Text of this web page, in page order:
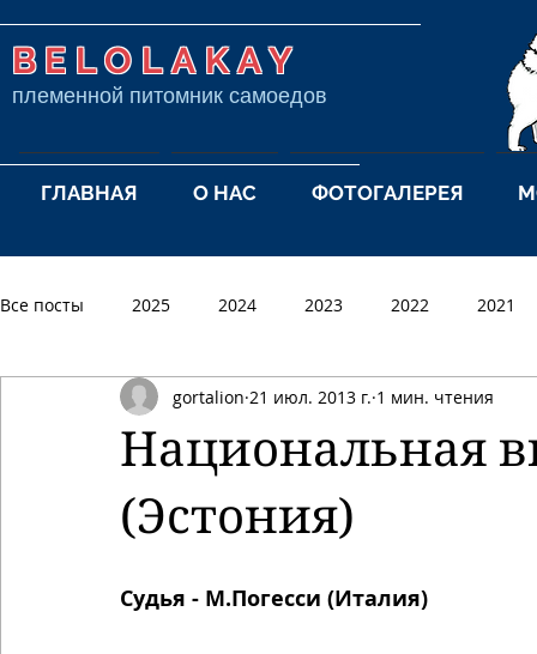
ГЛАВНАЯ О НАС ФОТОГАЛЕРЕЯ
BELOLAKAY
племенной питомник самоедов
Все посты 2025 2024 2023 2022 2021
2011 2010 2009 2008 2007
Национальная
(Эстония)
gortalion 21 июл. 2013 г. 1 мин. чтения
Судья - М.Погесси (Италия)